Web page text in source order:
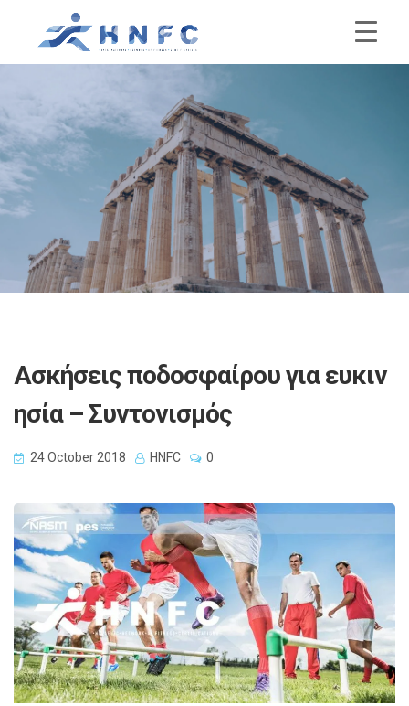
Ασκήσεις ποδοσφαίρου για ευκιν
ησία – Συντονισμός
24 October 2018 HNFC 0